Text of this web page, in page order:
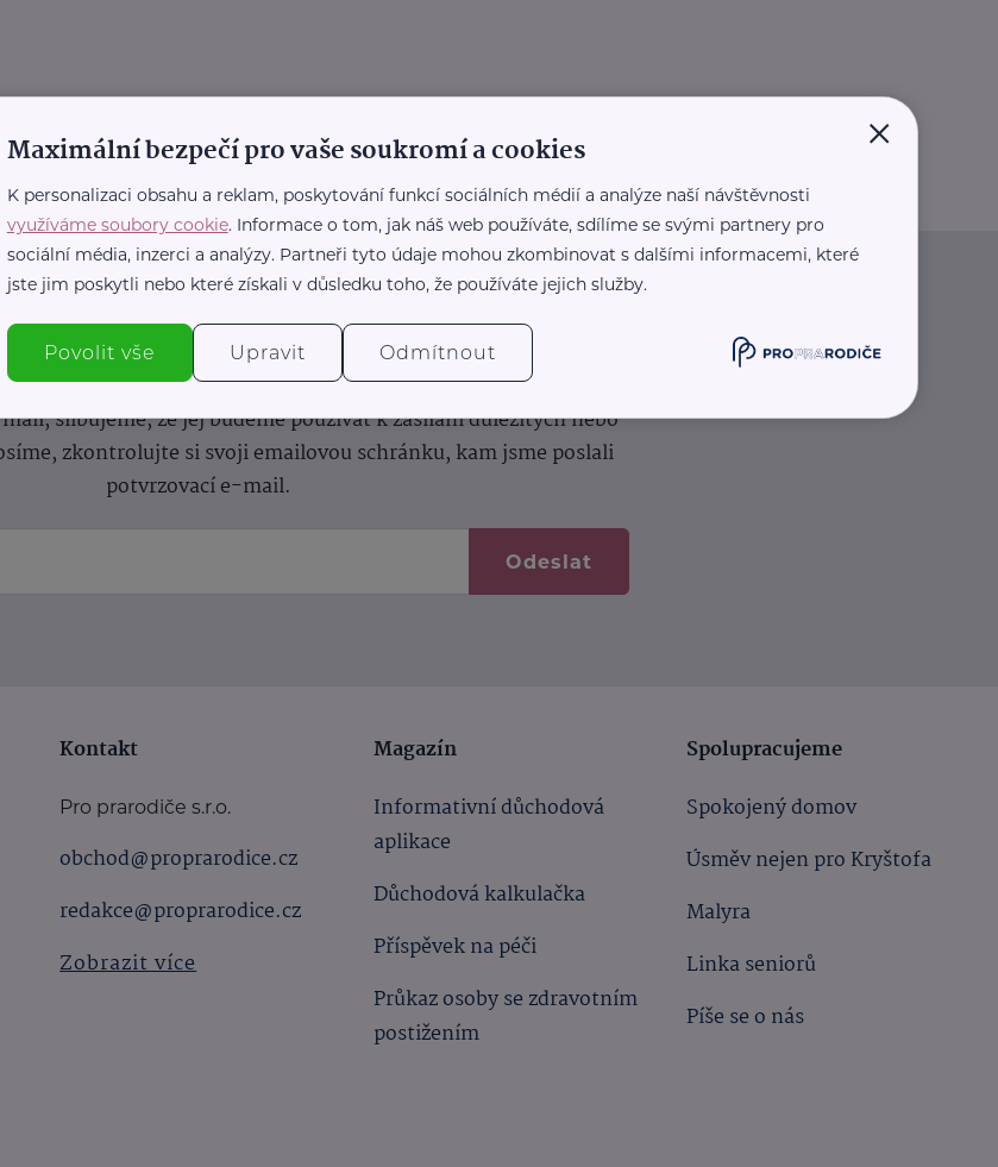
(nejen)pro prarodiče
a buďte v obraze bez ohledu na počet svíček na vašem dortu.
slibujeme, že jej budeme používat k zasílání důležitých nebo
zkontrolujte si svoji emailovou schránku, kam jsme poslali
potvrzovací e-mail.
Odeslat
Kontakt
Pro prarodiče s.r.o.
obchod@proprarodice.cz
redakce@proprarodice.cz
Zobrazit více
Magazín
Informativní důchodová
aplikace
Důchodová kalkulačka
Příspěvek na péči
Průkaz osoby se zdravotním
postižením
Spolupracujeme
Spokojený domov
Úsměv nejen pro Kryštofa
Malyra
Linka seniorů
Píše se o nás
×
Maximální bezpečí pro vaše soukromí a cookies
K personalizaci obsahu a reklam, poskytování funkcí sociálních médií a analýze naší návštěvnosti
využíváme soubory cookie. Informace o tom, jak náš web používáte, sdílíme se svými partnery pro
sociální média, inzerci a analýzy. Partneři tyto údaje mohou zkombinovat s dalšími informacemi, které
jste jim poskytli nebo které získali v důsledku toho, že používáte jejich služby.
Povolit vše Upravit Odmítnout